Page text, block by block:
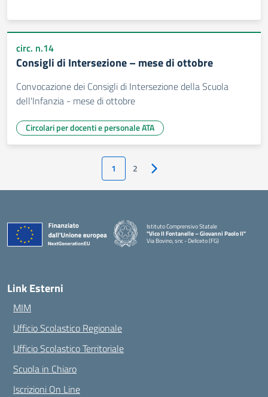
circ. n.14
Consigli di Intersezione – mese di ottobre
Convocazione dei Consigli di Intersezione della Scuola
dell'Infanzia - mese di ottobre
Circolari per docenti e personale ATA
1 2 Pagina successiva
Istituto Comprensivo Statale
"Vico II Fontanelle – Giovanni Paolo II"
Via Bovino, snc - Deliceto (FG)
Link Esterni
MIM
Ufficio Scolastico Regionale
Ufficio Scolastico Territoriale
Scuola in Chiaro
Iscrizioni On Line